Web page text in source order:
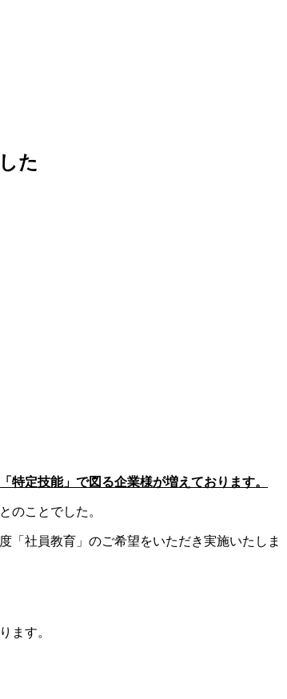
た
定技能」で図る企業様が増えております。
のことでした。
「社員教育」のご希望をいただき実施いたしま
ます。